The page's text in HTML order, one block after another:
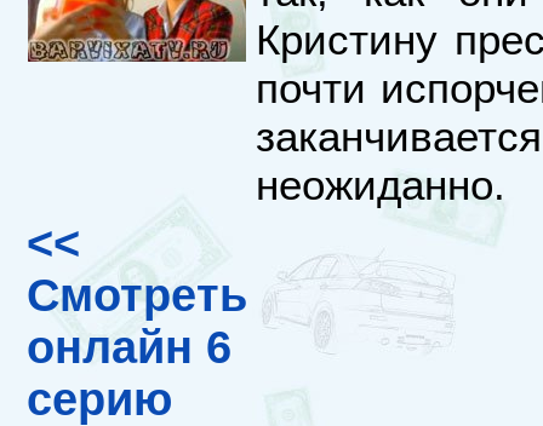
Кристину
почти
неожиданно.
<<
Смотреть
онлайн 6
серию